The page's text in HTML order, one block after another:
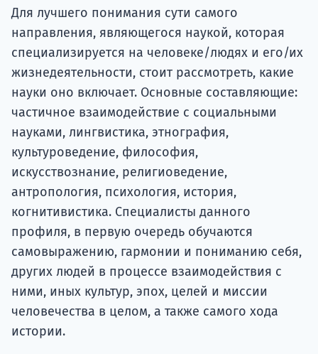
Для лучшего понимания сути самого
направления, являющегося наукой, которая
специализируется на человеке/людях и его/их
жизнедеятельности, стоит рассмотреть, какие
науки оно включает. Основные составляющие:
частичное взаимодействие с социальными
науками, лингвистика, этнография,
культуроведение, философия,
искусствознание, религиоведение,
антропология, психология, история,
когнитивистика. Специалисты данного
профиля, в первую очередь обучаются
самовыражению, гармонии и пониманию себя,
других людей в процессе взаимодействия с
ними, иных культур, эпох, целей и миссии
человечества в целом, а также самого хода
истории.